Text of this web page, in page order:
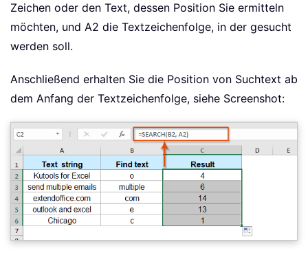
Zeichen oder den Text, dessen Position Sie ermitteln
möchten, und A2 die Textzeichenfolge, in der gesucht
werden soll.
Anschließend erhalten Sie die Position von Suchtext ab
dem Anfang der Textzeichenfolge, siehe Screenshot: